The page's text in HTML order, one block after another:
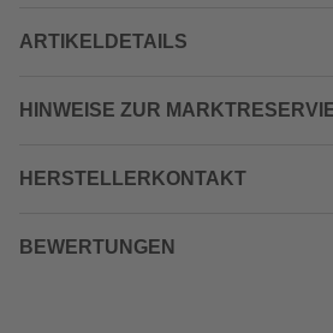
ARTIKELDETAILS
HINWEISE ZUR
HERSTELLERKONTAKT
BEWERTUNGEN